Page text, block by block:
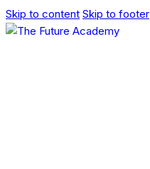
Skip to content Skip to footer